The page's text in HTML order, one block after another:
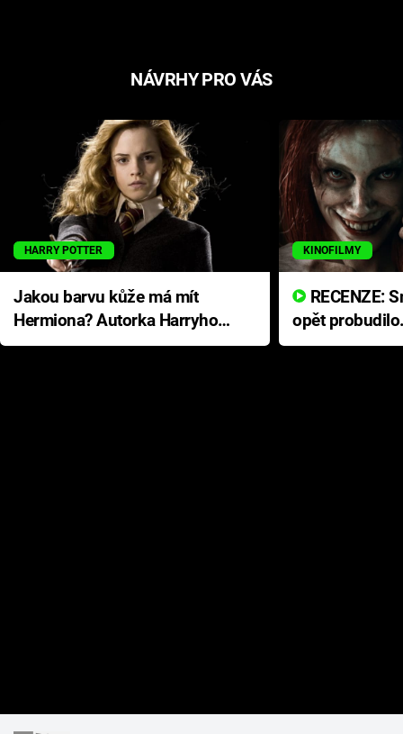
NÁVRHY PRO VÁS
HARRY POTTER
Jakou barvu kůže má mít
Hermiona? Autorka Harryho
Pottera přišla s ráznou
KINOFILMY
opět
přichází s